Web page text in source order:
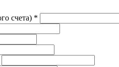
счета) *